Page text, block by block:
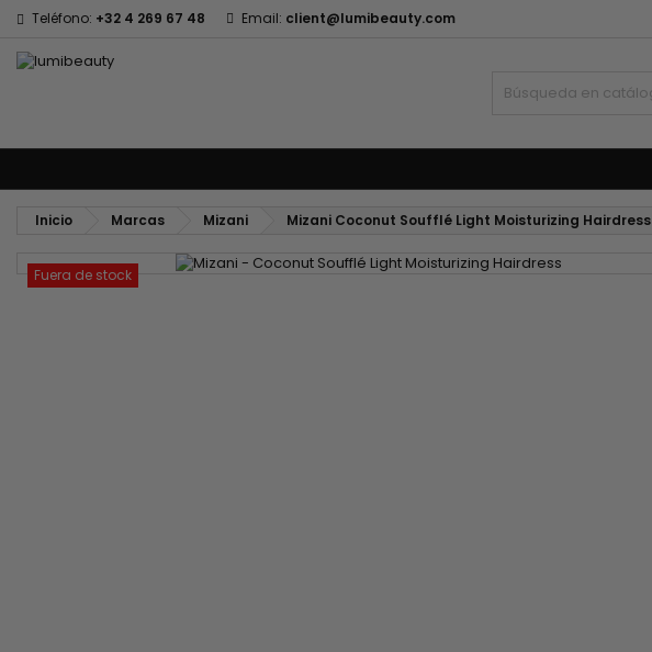
Teléfono: +32 4 269 67 48 Email: client@lumibeauty.com
Inicio Marcas Mizani Mizani Coconut Soufflé Light Moisturizing Hairdress
Fuera de stock